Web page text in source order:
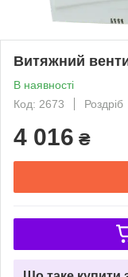
Витяжний
В наявності
Код: 2673
Роздріб
4 016 ₴